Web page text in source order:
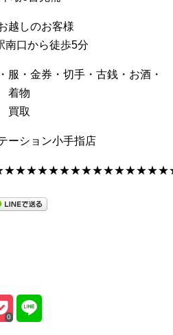
越しのお客様
南口から徒歩5分
服・金券・切手・古銭・お酒・
着物
買取
ーション小手指店
0